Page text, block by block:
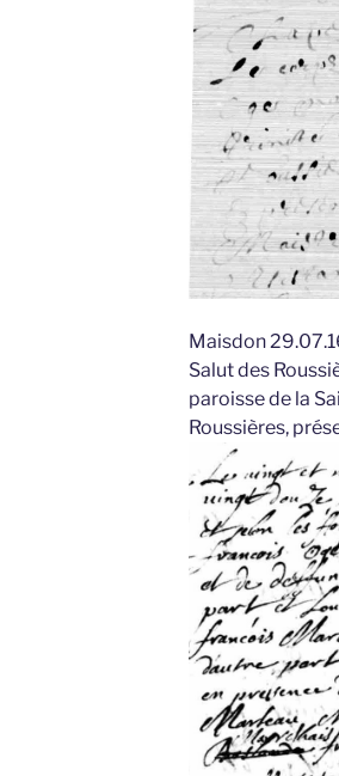
Maisdon
Salut des
paroisse de la
Roussières,